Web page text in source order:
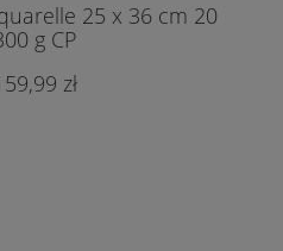
25 x 36 cm 20
g CP
zł